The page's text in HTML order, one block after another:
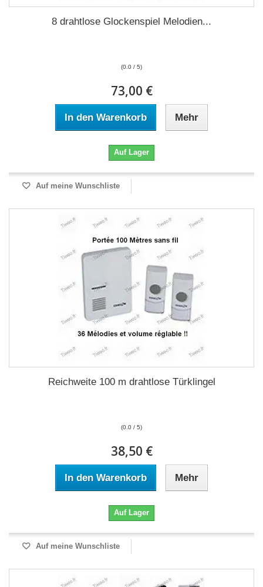
8 drahtlose Glockenspiel Melodien...
(0.0 / 5)
73,00 €
In den Warenkorb Mehr
Auf Lager
Auf meine Wunschliste
Reichweite 100 m drahtlose Türklingel
(0.0 / 5)
38,50 €
In den Warenkorb Mehr
Auf Lager
Auf meine Wunschliste